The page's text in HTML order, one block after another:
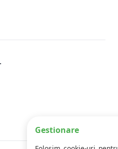
Gestionare